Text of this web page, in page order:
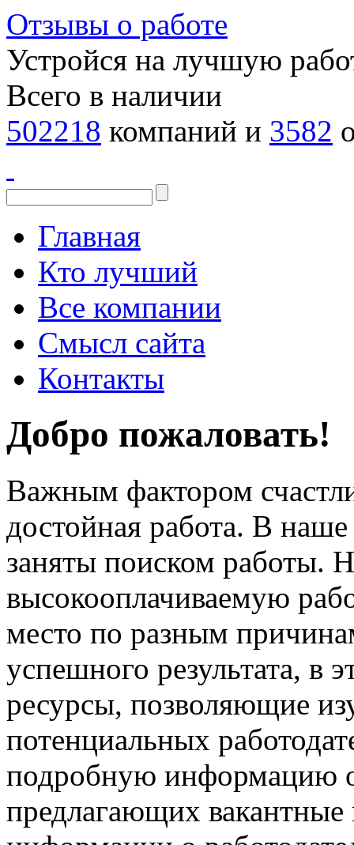
Отзывы о работе
Устройся на лучшую
Всего в наличии
502218 компаний и 3582
Главная
Кто лучший
Все компании
Смысл сайта
Контакты
Добро пожаловать!
Важным фактором
достойная работа. В
заняты поиском работы.
высокооплачиваемую
место по разным
успешного результата, в
ресурсы, позволяющие
потенциальных
подробную информацию
предлагающих